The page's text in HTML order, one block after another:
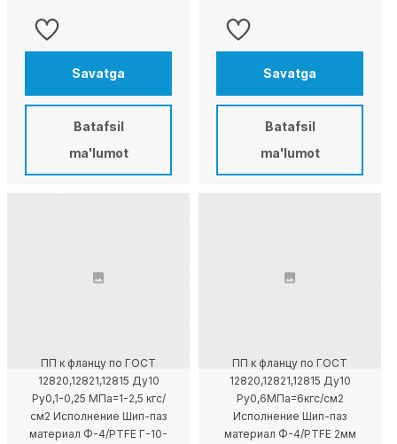
Savatga
Batafsil
ma'lumot
Savatga
Batafsil
ma'lumot
ПП к фланцу по ГОСТ
12820,12821,12815 Ду10
Ру0,1-0,25 МПа=1-2,5 кгс/
см2 Исполнение Шип-паз
материал Ф-4/PTFE Г-10-
ПП к фланцу по ГОСТ
12820,12821,12815 Ду10
Ру0,6МПа=6кгс/см2
Исполнение Шип-паз
материал Ф-4/PTFE 2мм